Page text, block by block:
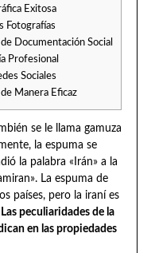
Exitosa
Fotografías
Documentación Social
Profesional
Sociales
Manera Eficaz
se le llama gamuza
la espuma se
la palabra «Irán» a la
La espuma de
países, pero la iraní es
peculiaridades de la
en las propiedades